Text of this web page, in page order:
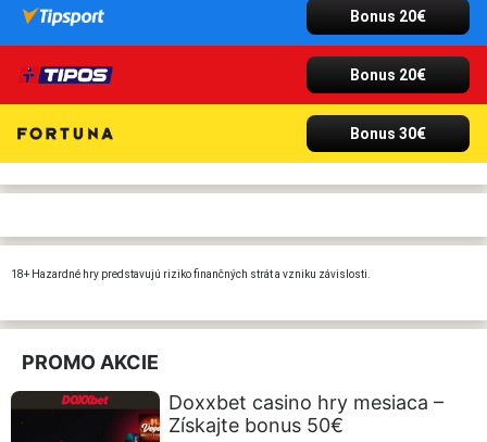
Bonus 20€
Bonus 20€
Bonus 30€
18+ Hazardné hry predstavujú riziko finančných strát a vzniku závislosti.
PROMO AKCIE
Doxxbet casino hry mesiaca –
Získajte bonus 50€